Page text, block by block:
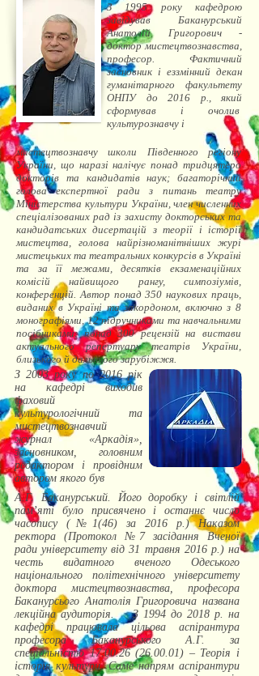
З 1995 року кафедрою
завідував Баканурський
Анатолій Григорович -
доктор мистецтвознавства,
професор. Фактичний
засновник і еззмінний декан
гуманітарного факультету
ОНПУ до 2016 р., який
сформував і очолив
культурознавчу і
мистецтвознавчу школи Південного регіону
України, що наразі налічує понад тридцятеро
докторів та кандидатів наук; багаторічний
голова експертної ради з питань театру
Міністерства культури України, член численних
спеціалізованих рад із захисту докторських та
кандидатських дисертацій з теорії і історії
мистецтва, голова найрізноманітніших журі
мистецьких та театральних конкурсів в Україні
та за її межами, десятків екзаменаційних
комісій найвищого рангу, симпозіумів,
конференцій. Автор понад 350 наукових праць,
виданих в Україні та закордоном, включно з 8
монографіями, 12 підручниками та навчальними
посібниками; понад 300 рецензій на вистави
актуального репертуару театрів України,
близького й дальнього зарубіжжя.
З 2003 року по 2016 рік
на кафедрі виходив
фаховий
культурологічний та
мистецтвознавчий
журнал «Аркадія»,
засновником, головним
редактором і провідним
автором якого був
А.Г. Баканурський. Його доробку і світлій
пам’яті було присвячено і останнє число
часопису (№1(46) за 2016 р.) Наказом
ректора (Протокол №7 засідання Вченої
ради університету від 31 травня 2016 р.) на
честь видатного вченого Одеського
національного політехнічного університету
доктора мистецтвознавства, професора
Баканурсього Анатолія Григоровича названа
лекційна аудиторія. З 1994 до 2018 р. на
кафедрі працювала цільова аспірантура
професора Баканурського А.Г. за
спеціальністю17.00.26 (26.00.01) – Теорія і
історія культури. Саме напрям аспірантури